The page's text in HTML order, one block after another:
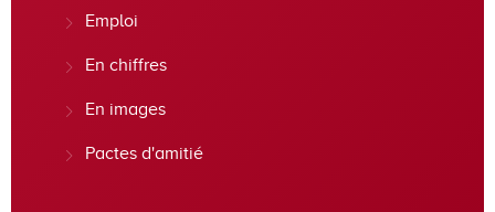
Emploi
En chiffres
En images
Pactes d'amitié